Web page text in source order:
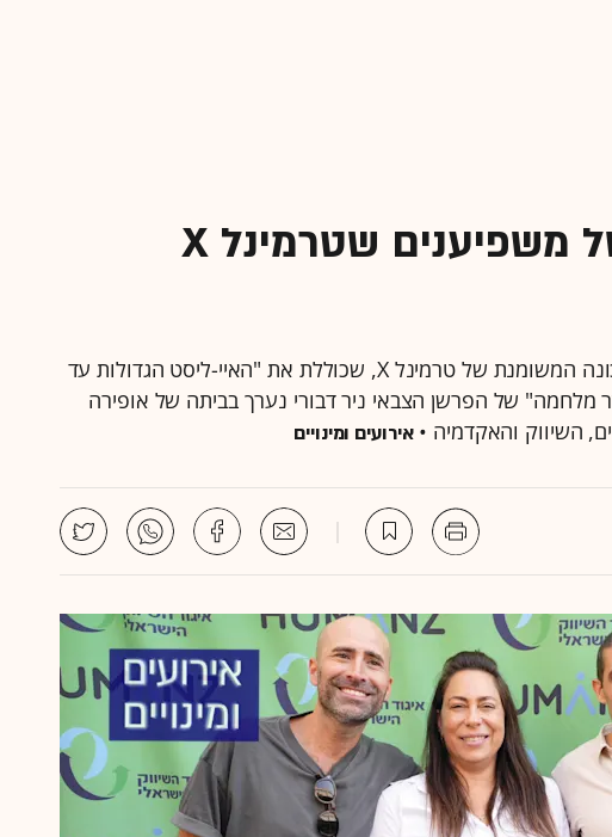
המספר הבלתי נתפס של משפיענים שטרמינל X
בכנס המשפיענים של איגוד השיווק נחשפה המכונה המשומנת של טרמינל X, שכוללת את "האיי-ליסט הגדולות עד
של הפרשן הצבאי ניר דבורי נערך בביתה של אופירה
השיווק והאקדמיה •אירועים ומינויים